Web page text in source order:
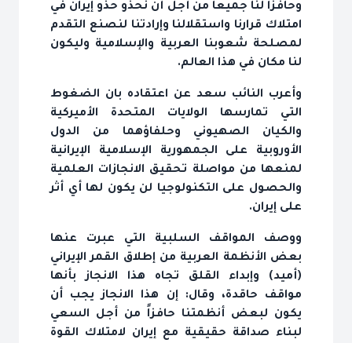
وحافزاً لنا جميعاً من أجل أن نحذو حذو إيران في
امتلاك قرارنا واستقلالنا وإرادتنا لنصنع التقدم
لمصلحة شعوبنا العربية والإسلامية وليكون
لنا مكان في هذا العالم.
وأعرب النائب سعد عن اعتقاده بان الضغوط
التي تمارسها الولايات المتحدة الأميركية
والكيان الصهيوني وحلفاؤهما من الدول
الأوروبية على الجمهورية الإسلامية الإيرانية
لمنعها من مواصلة تحقيق الانجازات العلمية
والحصول على التكنولوجيا لن يكون لها أي أثر
على إيران.
ووصف المواقف السلبية التي عبرت عنها
بعض الأنظمة العربية من إطلاق القمر الإيراني
(أميد) وإبداء القلق تجاه هذا الانجاز بأنها
مواقف حاقدة، وقال: إن هذا الانجاز يجب أن
يكون لبعض أنظمتنا حافزاً من أجل السعي
لبناء صداقة حقيقية مع إيران لامتلاك القوة